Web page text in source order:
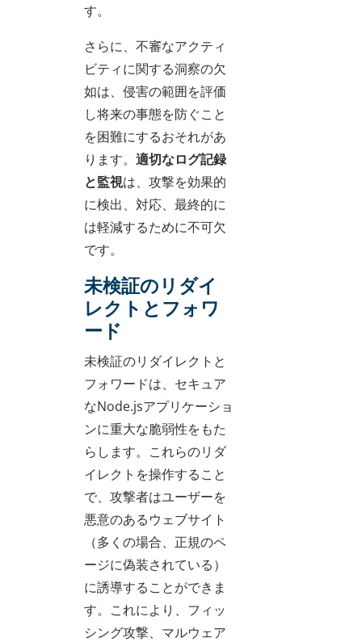
す。
さらに、不審なアクティ
ビティに関する洞察の欠
如は、侵害の範囲を評価
し将来の事態を防ぐこと
を困難にするおそれがあ
ります。 適切なログ記録
と監視は、攻撃を効果的
に検出、対応、最終的に
は軽減するために不可欠
です。
未検証のリダイ
レクトとフォワ
ード
未検証のリダイレクトと
フォワードは、セキュア
なNode.jsアプリケーショ
ンに重大な脆弱性をもた
らします。これらのリダ
イレクトを操作すること
で、攻撃者はユーザーを
悪意のあるウェブサイト
（多くの場合、正規のペ
ージに偽装されている）
に誘導することができま
す。これにより、フィッ
シング攻撃、マルウェア